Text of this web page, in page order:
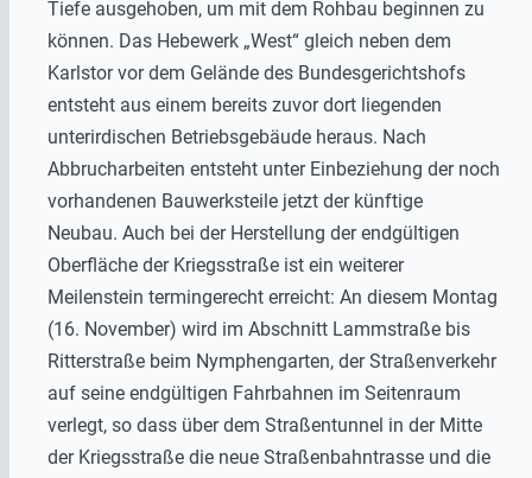
Tiefe ausgehoben, um mit dem Rohbau beginnen zu
können. Das Hebewerk „West“ gleich neben dem
Karlstor vor dem Gelände des Bundesgerichtshofs
entsteht aus einem bereits zuvor dort liegenden
unterirdischen Betriebsgebäude heraus. Nach
Abbrucharbeiten entsteht unter Einbeziehung der noch
vorhandenen Bauwerksteile jetzt der künftige
Neubau. Auch bei der Herstellung der endgültigen
Oberfläche der Kriegsstraße ist ein weiterer
Meilenstein termingerecht erreicht: An diesem Montag
(16. November) wird im Abschnitt Lammstraße bis
Ritterstraße beim Nymphengarten, der Straßenverkehr
auf seine endgültigen Fahrbahnen im Seitenraum
verlegt, so dass über dem Straßentunnel in der Mitte
der Kriegsstraße die neue Straßenbahntrasse und die